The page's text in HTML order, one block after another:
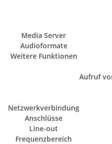
Media Server
Audioformate
Weitere Funktionen
Aufruf
Netzwerkverbindung
Anschlüsse
Line-out
Frequenzbereich